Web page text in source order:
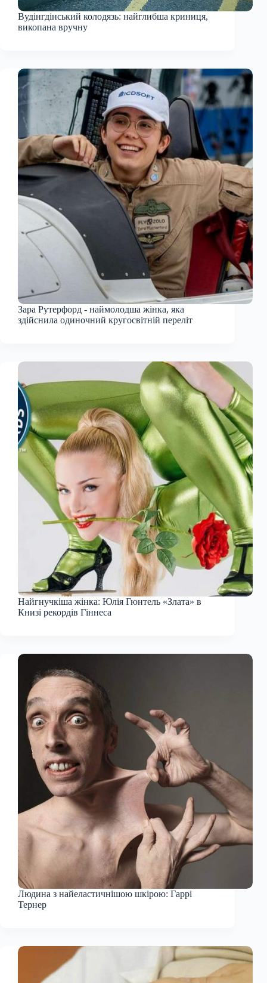
Вудінгдінський колодязь: найглибша криниця,
викопана вручну
Зара Рутерфорд - наймолодша ​​жінка, яка
здійснила одиночний кругосвітній переліт
Найгнучкіша жінка: Юлія Гюнтель «Злата» в
Книзі рекордів Гіннеса
Людина з найеластичнішою шкірою: Гаррі
Тернер